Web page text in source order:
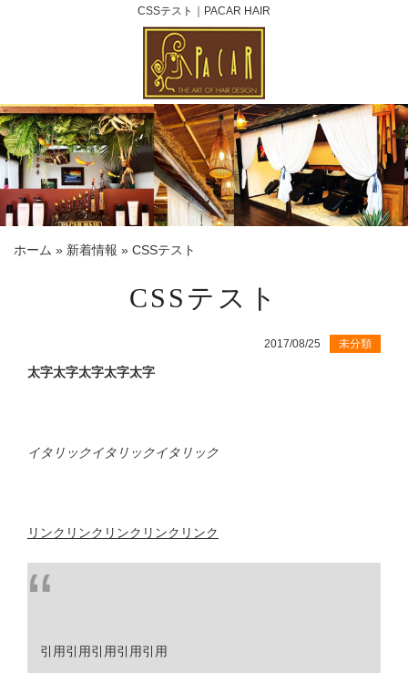
CSSテスト｜PACAR HAIR
ホーム » 新着情報 » CSSテスト
CSSテスト
2017/08/25 未分類
太字太字太字太字太字
イタリックイタリックイタリック
リンクリンクリンクリンクリンク
引用引用引用引用引用